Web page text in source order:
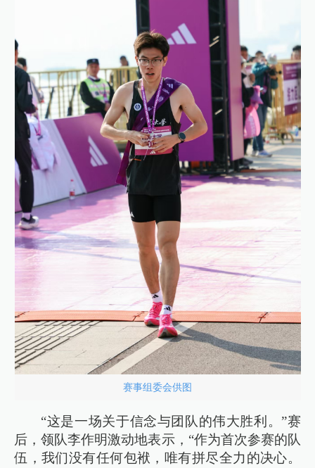
赛事组委会供图
“这是一场关于信念与团队的伟大胜利。”赛
后，领队李作明激动地表示，“作为首次参赛的队
伍，我们没有任何包袱，唯有拼尽全力的决心。